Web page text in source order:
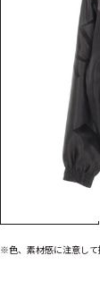
※色、素材感に注意して